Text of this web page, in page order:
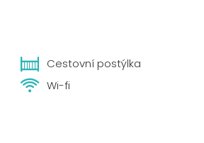
Cestovní postýlka
Wi-fi